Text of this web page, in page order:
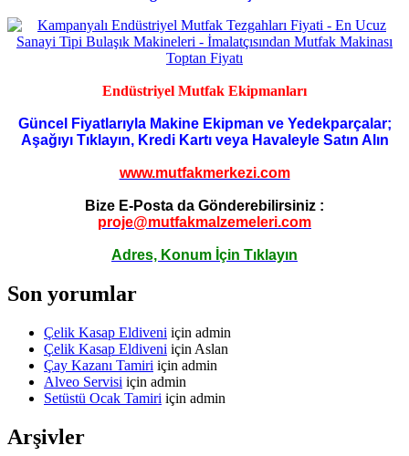
Endüstriyel Mutfak Ekipmanları
Güncel Fiyatlarıyla Makine Ekipman ve Yedekparçalar;
Aşağıyı Tıklayın, Kredi Kartı veya Havaleyle Satın Alın
www.mutfakmerkezi.com
Bize E-Posta da Gönderebilirsiniz :
proje@mutfakmalzemeleri.com
Adres, Konum İçin Tıklayın
Son yorumlar
Çelik Kasap Eldiveni için admin
Çelik Kasap Eldiveni için Aslan
Çay Kazanı Tamiri için admin
Alveo Servisi için admin
Setüstü Ocak Tamiri için admin
Arşivler